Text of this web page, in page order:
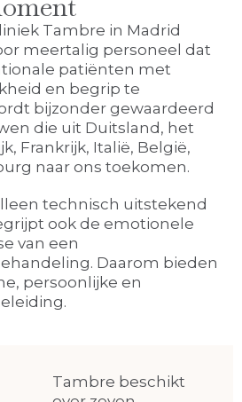
Tambre in Madrid
meertalig personeel dat
patiënten met
en begrip te
bijzonder gewaardeerd
die uit Duitsland, het
Frankrijk, Italië, België,
naar ons toekomen.
technisch uitstekend
ook de emotionele
van een
Daarom bieden
persoonlijke en
Tambre beschikt